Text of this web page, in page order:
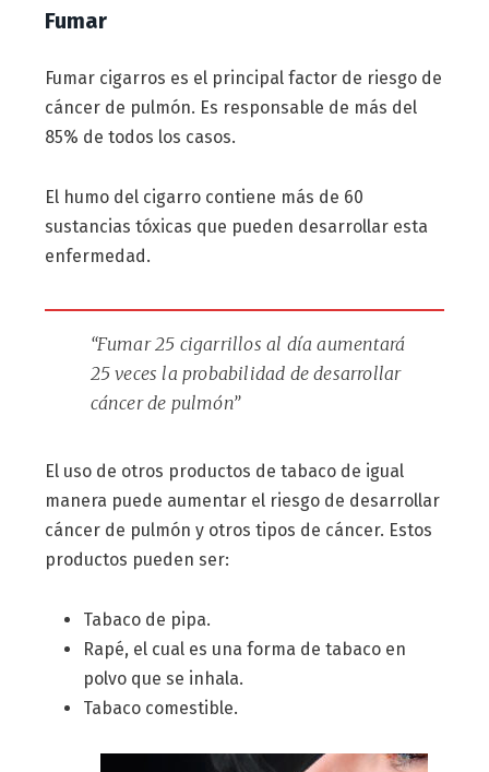
Fumar
Fumar cigarros es el principal factor de riesgo de
cáncer de pulmón. Es responsable de más del
85% de todos los casos.
El humo del cigarro contiene más de 60
sustancias tóxicas que pueden desarrollar esta
enfermedad.
“Fumar 25 cigarrillos al día aumentará
25 veces la probabilidad de desarrollar
cáncer de pulmón”
El uso de otros productos de tabaco de igual
manera puede aumentar el riesgo de desarrollar
cáncer de pulmón y otros tipos de cáncer. Estos
productos pueden ser:
Tabaco de pipa.
Rapé, el cual es una forma de tabaco en
polvo que se inhala.
Tabaco comestible.